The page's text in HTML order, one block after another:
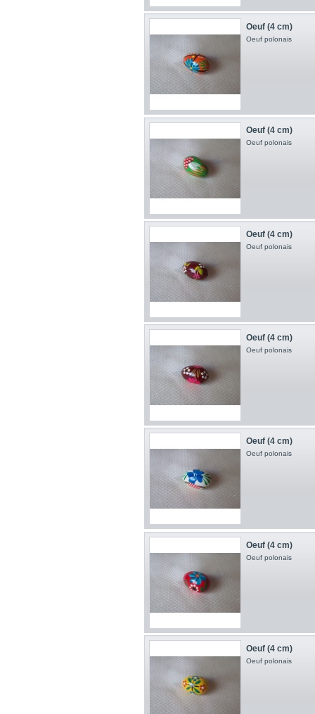
Oeuf (4 cm)
Oeuf polonais
Oeuf (4 cm)
Oeuf polonais
Oeuf (4 cm)
Oeuf polonais
Oeuf (4 cm)
Oeuf polonais
Oeuf (4 cm)
Oeuf polonais
Oeuf (4 cm)
Oeuf polonais
Oeuf (4 cm)
Oeuf polonais